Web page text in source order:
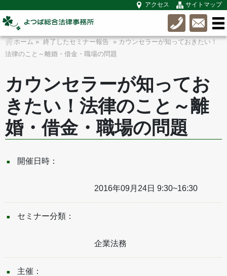
アクセス サイトマップ
ホーム » 終了したセミナー報告
» カウンセラーが知っておきたい！
法律のこと～離婚・借金・職場の問題
カウンセラーが知ってお
きたい！法律のこと～離
婚・借金・職場の問題
開催日時：
2016年09月24日 9:30~16:30
セミナー分類：
企業法務
主催：